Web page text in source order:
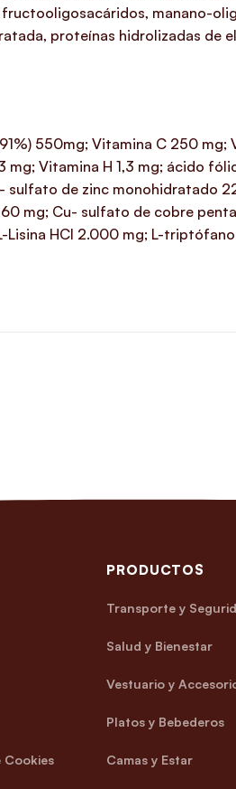
manano-
proteínas hidrolizadas de
550mg; Vitamina C 250
mg; Vitamina H 1,3 mg; ácido
de zinc monohidratado
mg; Cu- sulfato de cobre
HCl 2.000 mg; L-
Cookies
PRODUCTOS
Transporte y
Salud y Bienestar
Vestuario y
Platos y Bebederos
Camas y Estar